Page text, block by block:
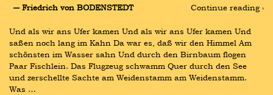
― Friedrich von BODENSTEDT
Continue reading ›
Und als wir ans Ufer kamen Und als wir ans Ufer kamen Und
saßen noch lang im Kahn Da war es, daß wir den Himmel Am
schönsten im Wasser sahn Und durch den Birnbaum flogen
Paar Fischlein. Das Flugzeug schwamm Quer durch den See
und zerschellte Sachte am Weidenstamm am Weidenstamm.
Was …